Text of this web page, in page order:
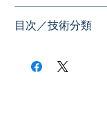
目次／技術分類